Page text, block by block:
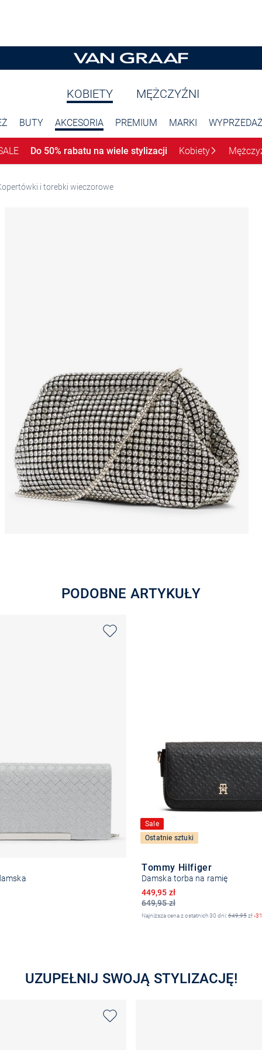
KOBIETY MĘŻCZYŹNI
BUTY AKCESORIA PREMIUM MARKI
Do 50% rabatu na wiele stylizacji Kobiety
i torebki wieczorowe
PODOBNE ARTYKUŁY
Sale
Ostatnie sztuki
Tommy Hilfiger
Damska torba na ramię
649,95 zł
Obniżona cena
449,95 zł
Najniższa cena z ostatnich 30 dni:649,95zł-
Do koszyka
UZUPEŁNIJ SWOJĄ STYLIZACJĘ!